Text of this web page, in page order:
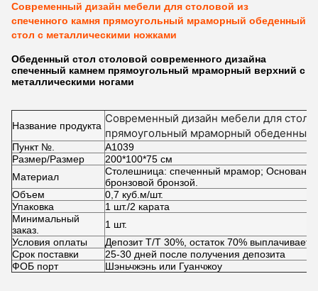
Современный дизайн мебели для столовой из
спеченного камня прямоугольный мраморный обеденный
стол с металлическими ножками
Обеденный стол столовой современного дизайна
спеченный камнем прямоугольный мраморный верхний с
металлическими ногами
Название продукта
Современный дизайн мебели для
прямоугольный мраморный обеденный
ножками
Пункт №.
А1039
Размер/Размер
200*100*75 см
Материал
Столешница: спеченный мрамор;
бронзовой бронзой.
Объем
0,7 куб.м/шт.
Упаковка
1 шт./2 карата
Минимальный
заказ.
1 шт.
Условия оплаты
Депозит T/T 30%, остаток 70%
Срок поставки
25-30 дней после получения депозита
ФОБ порт
Шэньчжэнь или Гуанчжоу